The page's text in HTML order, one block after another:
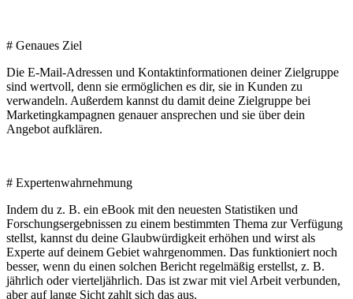
# Genaues Ziel
Die E-Mail-Adressen und Kontaktinformationen deiner Zielgruppe
sind wertvoll, denn sie ermöglichen es dir, sie in Kunden zu
verwandeln. Außerdem kannst du damit deine Zielgruppe bei
Marketingkampagnen genauer ansprechen und sie über dein
Angebot aufklären.
# Expertenwahrnehmung
Indem du z. B. ein eBook mit den neuesten Statistiken und
Forschungsergebnissen zu einem bestimmten Thema zur Verfügung
stellst, kannst du deine Glaubwürdigkeit erhöhen und wirst als
Experte auf deinem Gebiet wahrgenommen. Das funktioniert noch
besser, wenn du einen solchen Bericht regelmäßig erstellst, z. B.
jährlich oder vierteljährlich. Das ist zwar mit viel Arbeit verbunden,
aber auf lange Sicht zahlt sich das aus.